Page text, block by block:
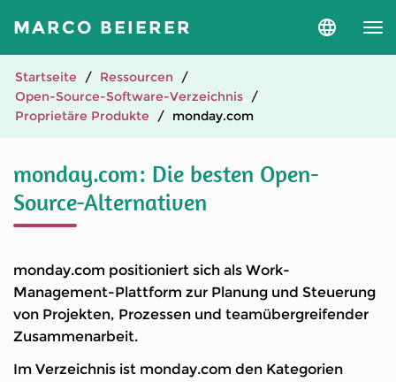
MARCO BEIERER
Sprache
Startseite
Ressourcen
Open-Source-Software-Verzeichnis
Proprietäre Produkte
monday.com
monday.com: Die besten Open-
Source-Alternativen
monday.com positioniert sich als Work-
Management-Plattform zur Planung und Steuerung
von Projekten, Prozessen und teamübergreifender
Zusammenarbeit.
Im Verzeichnis ist monday.com den Kategorien